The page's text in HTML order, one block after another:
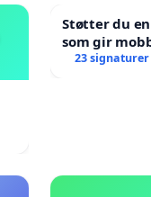
Støtter du
som gir
oppreisning
23 signaturer